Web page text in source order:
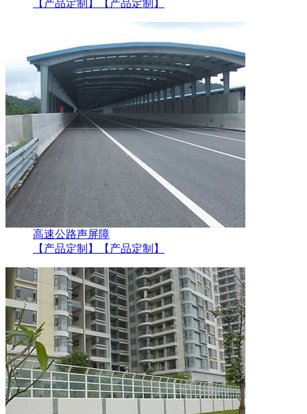
【产品定制】
【产品定制】
高速公路声屏障
【产品定制】
【产品定制】